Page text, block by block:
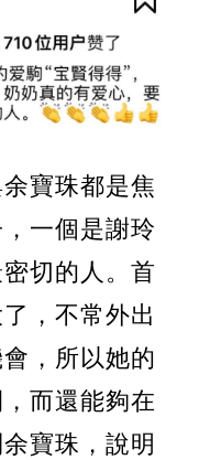
寶珠都是焦
一個是謝玲
切的人。首
，不常外出
，所以她的
而還能夠在
寶珠，說明